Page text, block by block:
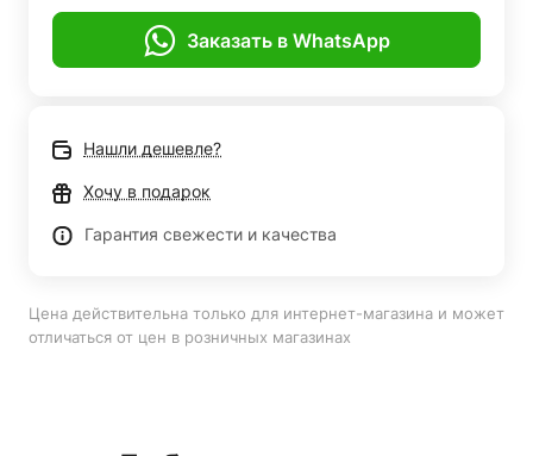
Заказать в WhatsApp
Нашли дешевле?
Хочу в подарок
Гарантия свежести и качества
Цена действительна только для интернет-магазина и может
отличаться от цен в розничных магазинах